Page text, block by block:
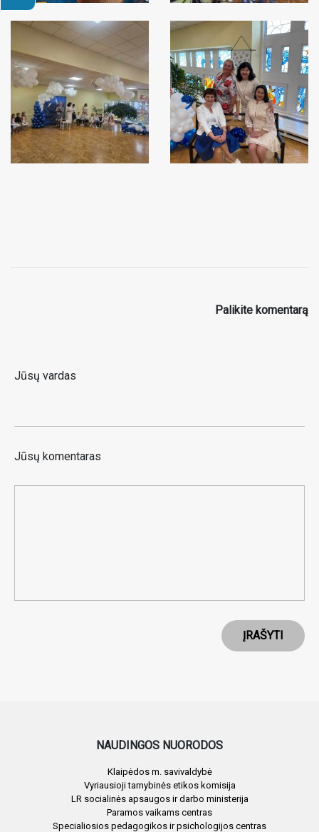
Palikite komentarą
Jūsų vardas
Jūsų komentaras
ĮRAŠYTI
NAUDINGOS NUORODOS
Klaipėdos m. savivaldybė
Vyriausioji tarnybinės etikos komisija
LR socialinės apsaugos ir darbo ministerija
Paramos vaikams centras
Specialiosios pedagogikos ir psichologijos centras